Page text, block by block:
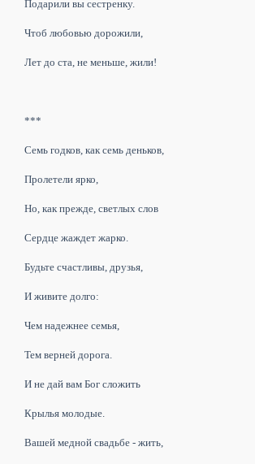
Подарили вы сестренку.
Чтоб любовью дорожили,
Лет до ста, не меньше, жили!
***
Семь годков, как семь деньков,
Пролетели ярко,
Но, как прежде, светлых слов
Сердце жаждет жарко.
Будьте счастливы, друзья,
И живите долго:
Чем надежнее семья,
Тем верней дорога.
И не дай вам Бог сложить
Крылья молодые.
Вашей медной свадьбе - жить,